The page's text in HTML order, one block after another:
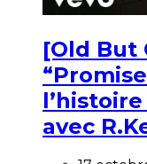
[Old But
avec